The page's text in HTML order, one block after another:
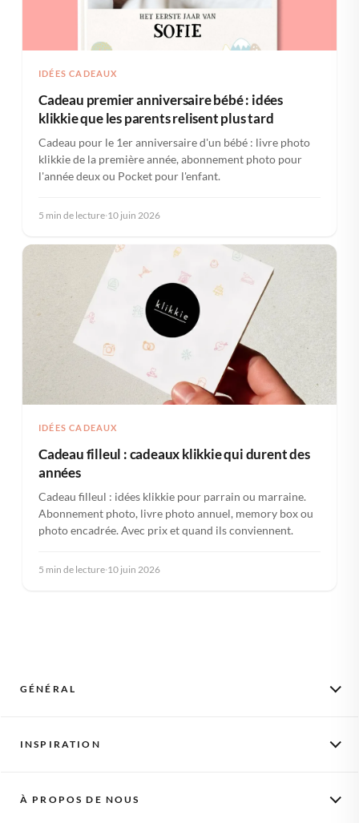
IDÉES CADEAUX
Cadeau pour le 1er anniversaire d'un bébé : livre photo
klikkie de la première année, abonnement photo pour
l'année deux ou Pocket pour l'enfant.
5 min de lecture·10 juin 2026
Cadeau premier anniversaire bébé : idées
klikkie que les parents relisent plus tard
IDÉES CADEAUX
Cadeau filleul : idées klikkie pour parrain ou marraine.
Abonnement photo, livre photo annuel, memory box ou
photo encadrée. Avec prix et quand ils conviennent.
5 min de lecture·10 juin 2026
Cadeau filleul : cadeaux klikkie qui durent des
années
GÉNÉRAL
Comment ça marche
Cadeaux
INSPIRATION
L'album des bébés
À PROPOS DE NOUS